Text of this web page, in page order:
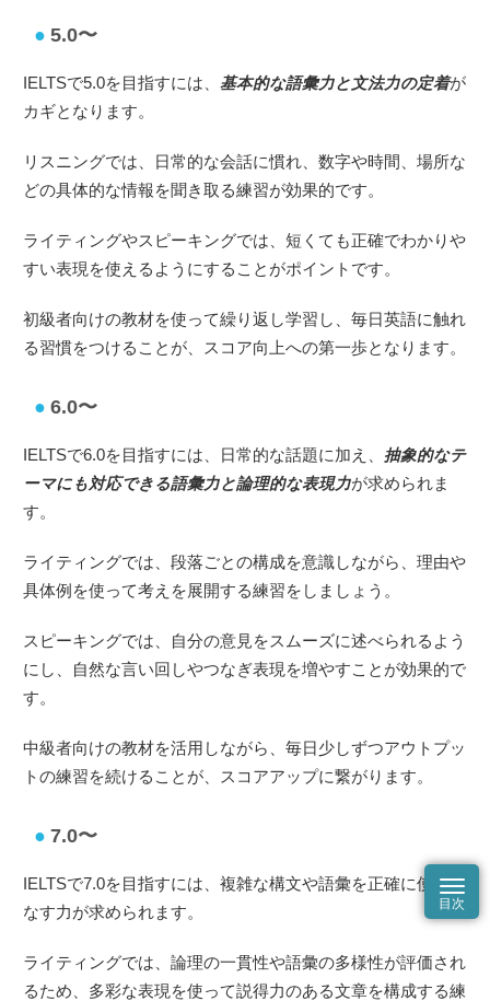
5.0〜
IELTSで5.0を目指すには、 基本的な語彙力と文法力の定着が
カギとなります。
リスニングでは、日常的な会話に慣れ、数字や時間、場所な
どの具体的な情報を聞き取る練習が効果的です。
ライティングやスピーキングでは、短くても正確でわかりや
すい表現を使えるようにすることがポイントです。
初級者向けの教材を使って繰り返し学習し、毎日英語に触れ
る習慣をつけることが、スコア向上への第一歩となります。
6.0〜
IELTSで6.0を目指すには、日常的な話題に加え、 抽象的なテ
ーマにも対応できる語彙力と論理的な表現力が求められま
す。
ライティングでは、段落ごとの構成を意識しながら、理由や
具体例を使って考えを展開する練習をしましょう。
スピーキングでは、自分の意見をスムーズに述べられるよう
にし、自然な言い回しやつなぎ表現を増やすことが効果的で
す。
中級者向けの教材を活用しながら、毎日少しずつアウトプッ
トの練習を続けることが、スコアアップに繋がります。
7.0〜
IELTSで7.0を目指すには、複雑な構文や語彙を正確に使いこ
なす力が求められます。
ライティングでは、論理の一貫性や語彙の多様性が評価され
るため、多彩な表現を使って説得力のある文章を構成する練